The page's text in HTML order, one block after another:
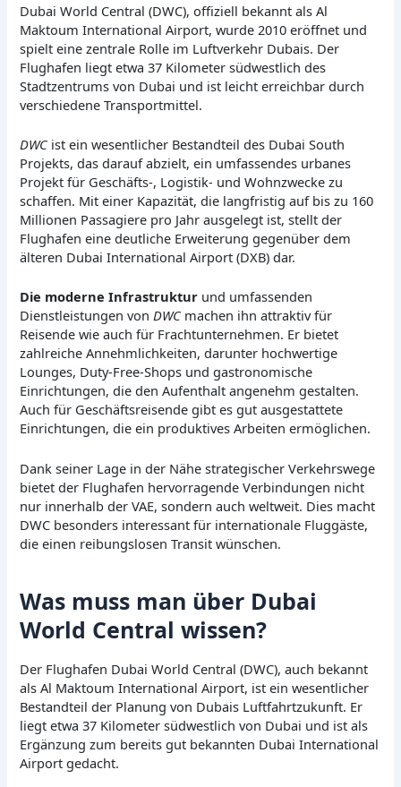
Dubai World Central (DWC), offiziell bekannt als Al
Maktoum International Airport, wurde 2010 eröffnet und
spielt eine zentrale Rolle im Luftverkehr Dubais. Der
Flughafen liegt etwa 37 Kilometer südwestlich des
Stadtzentrums von Dubai und ist leicht erreichbar durch
verschiedene Transportmittel.
DWC ist ein wesentlicher Bestandteil des Dubai South
Projekts, das darauf abzielt, ein umfassendes urbanes
Projekt für Geschäfts-, Logistik- und Wohnzwecke zu
schaffen. Mit einer Kapazität, die langfristig auf bis zu 160
Millionen Passagiere pro Jahr ausgelegt ist, stellt der
Flughafen eine deutliche Erweiterung gegenüber dem
älteren Dubai International Airport (DXB) dar.
Die moderne Infrastruktur und umfassenden
Dienstleistungen vonDWC machen ihn attraktiv für
Reisende wie auch für Frachtunternehmen. Er bietet
zahlreiche Annehmlichkeiten, darunter hochwertige
Lounges, Duty-Free-Shops und gastronomische
Einrichtungen, die den Aufenthalt angenehm gestalten.
Auch für Geschäftsreisende gibt es gut ausgestattete
Einrichtungen, die ein produktives Arbeiten ermöglichen.
Dank seiner Lage in der Nähe strategischer Verkehrswege
bietet der Flughafen hervorragende Verbindungen nicht
nur innerhalb der VAE, sondern auch weltweit. Dies macht
DWC besonders interessant für internationale Fluggäste,
die einen reibungslosen Transit wünschen.
Was muss man über Dubai
World Central wissen?
Der Flughafen Dubai World Central (DWC), auch bekannt
als Al Maktoum International Airport, ist ein wesentlicher
Bestandteil der Planung von Dubais Luftfahrtzukunft. Er
liegt etwa 37 Kilometer südwestlich von Dubai und ist als
Ergänzung zum bereits gut bekannten Dubai International
Airport gedacht.